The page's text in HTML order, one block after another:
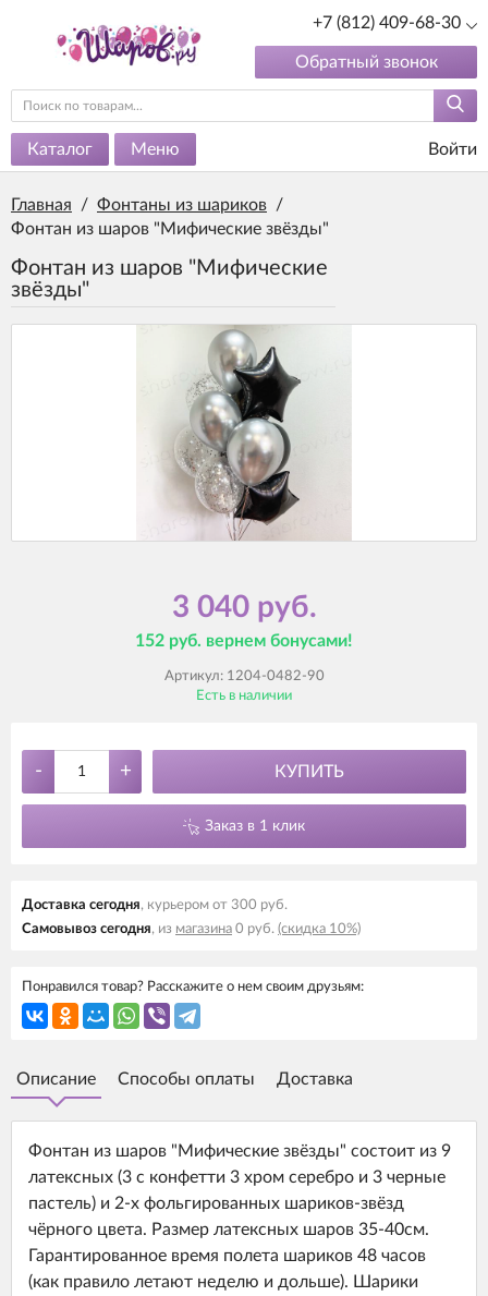
+7 (812) 409-68-30
Обратный звонок
Каталог Меню Войти
Главная / Фонтаны из шариков /
Фонтан из шаров "Мифические звёзды"
Фонтан из шаров "Мифические
звёзды"
3 040 руб.
152 руб. вернем бонусами!
Артикул: 1204-0482-90
Есть в наличии
- + КУПИТЬ
Заказ в 1 клик
Доставка cегодня, курьером от 300 руб.
Самовывоз cегодня, из магазина 0 руб. (скидка 10%)
Понравился товар? Расскажите о нем своим друзьям:
Описание Способы оплаты Доставка
Фонтан из шаров "Мифические звёзды" состоит из 9
латексных (3 с конфетти 3 хром серебро и 3 черные
пастель) и 2-х фольгированных шариков-звёзд
чёрного цвета. Размер латексных шаров 35-40см.
Гарантированное время полета шариков 48 часов
(как правило летают неделю и дольше). Шарики